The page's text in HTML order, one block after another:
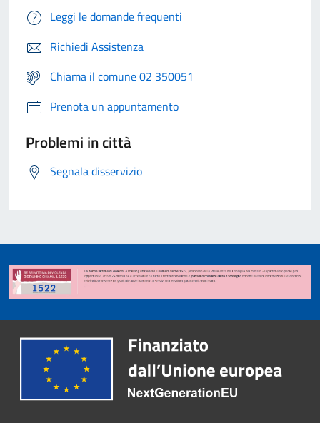
Leggi le domande frequenti
Richiedi Assistenza
Chiama il comune 02 350051
Prenota un appuntamento
Problemi in città
Segnala disservizio